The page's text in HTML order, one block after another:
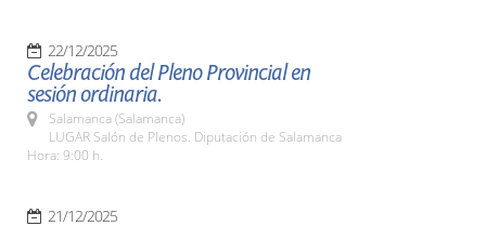
22/12/2025
Celebración del Pleno Provincial en
sesión ordinaria.
Salamanca (Salamanca)
LUGAR Salón de Plenos. Diputación de Salamanca
Hora: 9:00 h.
21/12/2025